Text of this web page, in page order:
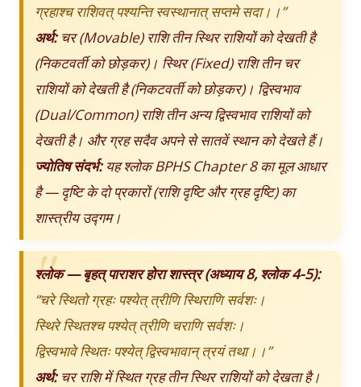
ग्रहाश्च राशिवत् पश्यन्ति स्वस्थानात् सप्तमे सदा।।”
अर्थ:चर (Movable) राशि तीन स्थिर राशियों को देखती है
(निकटवर्ती को छोड़कर)। स्थिर (Fixed) राशि तीन चर
राशियों को देखती है (निकटवर्ती को छोड़कर)। द्विस्वभाव
(Dual/Common) राशि तीन अन्य द्विस्वभाव राशियों को
देखती है। और ग्रह सदैव अपने से सातवें स्थान को देखते हैं।
ज्योतिष संदर्भ:यह श्लोक BPHS Chapter 8 का मूल आधार
है — दृष्टि के दो प्रकारों (राशि दृष्टि और ग्रह दृष्टि) का
शास्त्रीय उद्गम।
श्लोक — बृहत् पाराशर होरा शास्त्र (अध्याय 8, श्लोक 4-5):
“चरे स्थितो ग्रहः पश्येत् त्रीणि स्थिराणि सर्वशः।
स्थिरे स्थितश्च पश्येत् त्रीणि चराणि सर्वशः।
द्विस्वभावे स्थितः पश्येत् द्विस्वभावान् त्रयं तथा।।”
अर्थ:चर राशि में स्थित ग्रह तीन स्थिर राशियों को देखता है।